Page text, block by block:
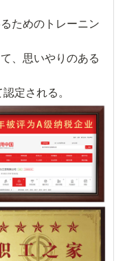
ためのトレーニン
、思いやりのある
定される。